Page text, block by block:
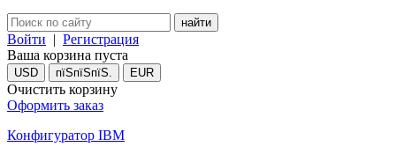
Войти | Регистрация
Ваша корзина пуста
USD пїЅпїЅпїЅ. EUR
Очистить корзину
Оформить заказ
Конфигуратор IBM